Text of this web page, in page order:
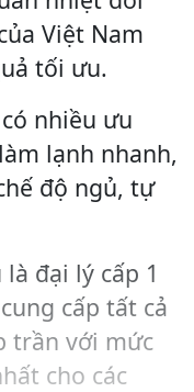
Việt Nam
tối ưu.
nhiều ưu
lạnh nhanh,
độ ngủ, tự
đại lý cấp 1
cấp tất cả
trần với mức
cho các